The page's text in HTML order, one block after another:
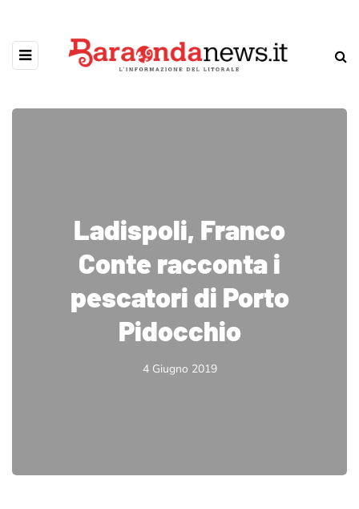
Ladispoli, Franco
Conte racconta i
pescatori di Porto
Pidocchio
4 Giugno 2019